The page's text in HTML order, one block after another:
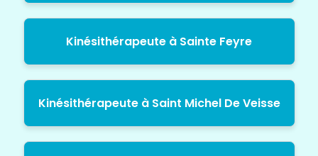
Kinésithérapeute à Sainte Feyre
Kinésithérapeute à Saint Michel De Veisse